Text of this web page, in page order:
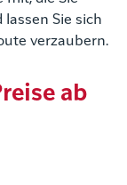
Sie sich
verzaubern.
ab